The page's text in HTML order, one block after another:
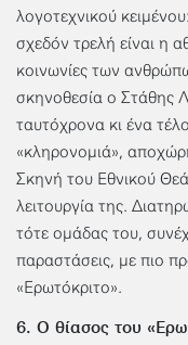
λογοτεχνικού
σχεδόν τρελή είναι η
κοινωνίες των
σκηνοθεσία ο Στάθης
ταυτόχρονα κι ένα
«κληρονομιά»,
Σκηνή του Εθνικού
λειτουργία της.
τότε ομάδας του,
παραστάσεις, με πιο
«Ερωτόκριτο».
6. Ο θίασος του